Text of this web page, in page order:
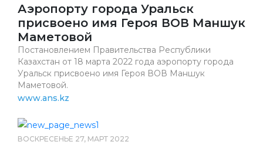
Аэропорту города Уральск
присвоено имя Героя ВОВ Маншук
Маметовой
Постановлением Правительства Республики
Казахстан от 18 марта 2022 года аэропорту города
Уральск присвоено имя Героя ВОВ Маншук
Маметовой.
www.ans.kz
ВОСКРЕСЕНЬЕ 27, МАРТ 2022